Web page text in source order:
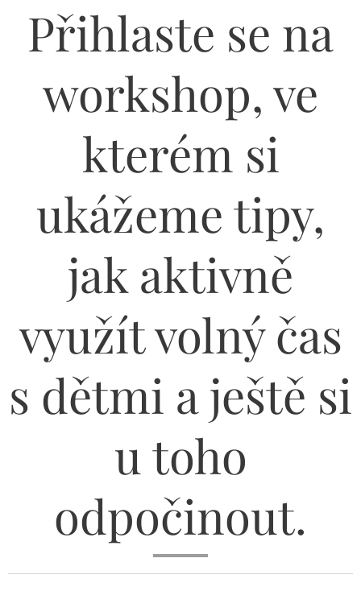
Přihlaste se na
workshop, ve
kterém si
ukážeme tipy,
jak aktivně
využít volný čas
s dětmi a ještě si
u toho
odpočinout.